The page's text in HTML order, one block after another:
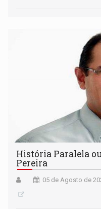
História Paralela
Pereira
05 de Agosto de